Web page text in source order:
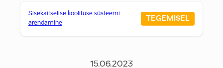
Sisekaitselise koolituse süsteemi
arendamine
TEGEMISEL
15.06.2023